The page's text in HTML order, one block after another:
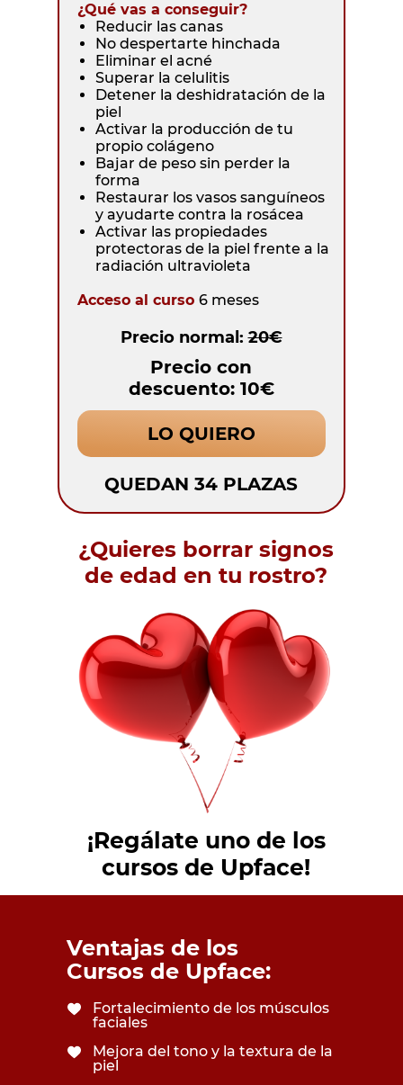
¡Regálate uno de los
cursos de Upface!
¿Quieres borrar signos
de edad en tu rostro?
QUEDAN 34 PLAZAS
LO QUIERO
Precio con
descuento: 10€
Precio normal:20€
¿Qué vas a conseguir?
Reducir las canas
No despertarte hinchada
Eliminar el acné
Superar la celulitis
Detener la deshidratación de la
piel
Activar la producción de tu
propio colágeno
Bajar de peso sin perder la
forma
Restaurar los vasos sanguíneos
y ayudarte contra la rosácea
Activar las propiedades
protectoras de la piel frente a la
radiación ultravioleta
Acceso al curso 6 meses
Ventajas de los
Cursos de Upface:
Fortalecimiento de los músculos
faciales
Mejora del tono y la textura de la
piel